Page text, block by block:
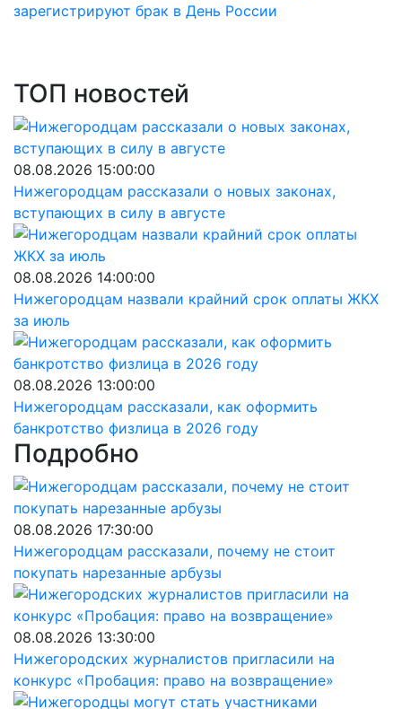
зарегистрируют брак в День России
ТОП новостей
08.08.2026 15:00:00
Нижегородцам рассказали о новых законах,
вступающих в силу в августе
08.08.2026 14:00:00
Нижегородцам назвали крайний срок оплаты ЖКХ
за июль
08.08.2026 13:00:00
Нижегородцам рассказали, как оформить
банкротство физлица в 2026 году
Подробно
08.08.2026 17:30:00
Нижегородцам рассказали, почему не стоит
покупать нарезанные арбузы
08.08.2026 13:30:00
Нижегородских журналистов пригласили на
конкурс «Пробация: право на возвращение»